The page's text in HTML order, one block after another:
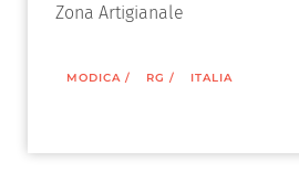
Zona Artigianale
MODICA / RG / ITALIA